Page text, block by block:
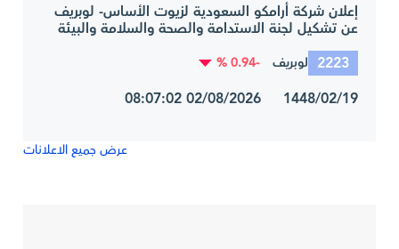
إعلان شركة أرامكو السعودية لزيوت الأساس- لوبريف
عن تشكيل لجنة الاستدامة والصحة والسلامة والبيئة
2223 لوبريف -0.94 %
1448/02/19 02/08/2026 08:07:02
عرض جميع الاعلانات